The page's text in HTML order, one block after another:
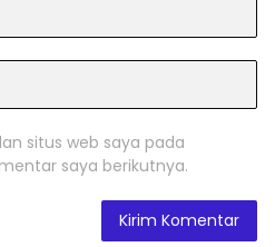
situs web saya pada
saya berikutnya.